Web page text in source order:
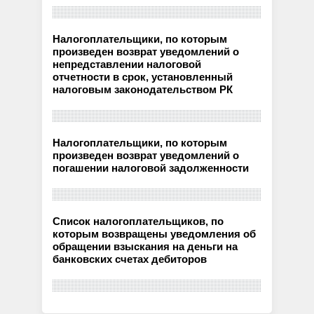
Налогоплательщики, по которым
произведен возврат уведомлений о
непредставлении налоговой
отчетности в срок, установленный
налоговым законодательством РК
Налогоплательщики, по которым
произведен возврат уведомлений о
погашении налоговой задолженности
Список налогоплательщиков, по
которым возвращены уведомления об
обращении взыскания на деньги на
банковских счетах дебиторов